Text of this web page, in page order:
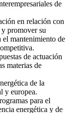
de
en relación con
promover su
el mantenimiento de
de actuación
materias de
de la
y europea.
para el
energética y de